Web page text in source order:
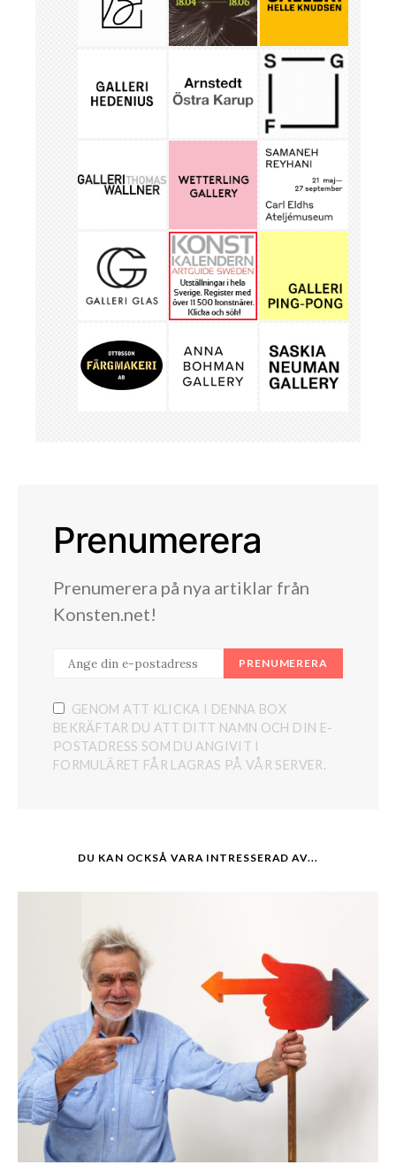
Prenumerera
Prenumerera på nya artiklar från
Konsten.net!
PRENUMERERA
GENOM ATT KLICKA I DENNA BOX
BEKRÄFTAR DU ATT DITT NAMN OCH DIN E-
POSTADRESS SOM DU ANGIVIT I
FORMULÄRET FÅR LAGRAS PÅ VÅR SERVER.
DU KAN OCKSÅ VARA INTRESSERAD AV...